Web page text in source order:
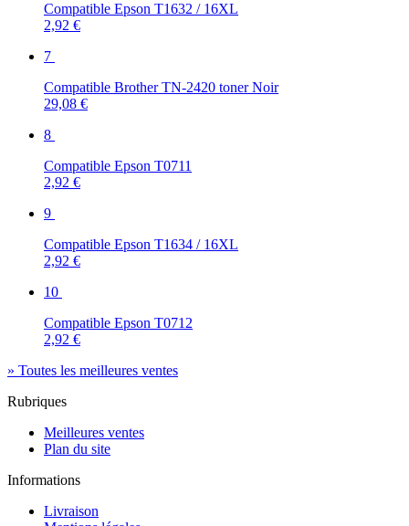
Compatible Epson T1632 / 16XL
2,92 €
7
Compatible Brother TN-2420 toner Noir
29,08 €
8
Compatible Epson T0711
2,92 €
9
Compatible Epson T1634 / 16XL
2,92 €
10
Compatible Epson T0712
2,92 €
» Toutes les meilleures ventes
Rubriques
Meilleures ventes
Plan du site
Informations
Livraison